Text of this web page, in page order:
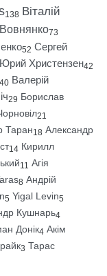
138 Віталій
73
52 Сергей
Юрий Христензен42
40 Валерій
29 Борислав
21
Таран18 Александр
14 Кирилл
11 Агія
8 Андрій
5 Yigal Levin5
Кушнарь4
Донік4 Акім
3 Тарас